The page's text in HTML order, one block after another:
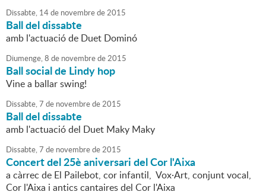
Dissabte, 14de novembrede2015
Ball del dissabte
amb l'actuació de Duet Dominó
Diumenge,8 de novembrede2015
Ball social de Lindy hop
Vine a ballar swing!
Dissabte,7 de novembrede2015
Ball del dissabte
amb l'actuació del Duet Maky Maky
Dissabte,7 de novembrede2015
Concert del 25è aniversari del Cor l'Aixa
a càrrec de El Pailebot, cor infantil, Vox·Art, conjunt vocal,
Cor l'Aixa i antics cantaires del Cor l'Aixa